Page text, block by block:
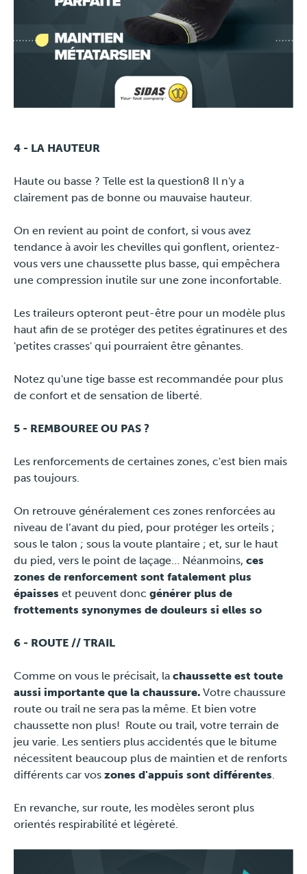
4 - LA HAUTEUR
Haute ou basse ? Telle est la question8 Il n'y a
clairement pas de bonne ou mauvaise hauteur.
On en revient au point de confort, si vous avez
tendance à avoir les chevilles qui gonflent, orientez-
vous vers une chaussette plus basse, qui empêchera
une compression inutile sur une zone inconfortable.
Les traileurs opteront peut-être pour un modèle plus
haut afin de se protéger des petites égratinures et des
'petites crasses' qui pourraient être gênantes.
Notez qu'une tige basse est recommandée pour plus
de confort et de sensation de liberté.
5 - REMBOUREE OU PAS ?
Les renforcements de certaines zones, c'est bien mais
pas toujours.
On retrouve généralement ces zones renforcées au
niveau de l’avant du pied, pour protéger les orteils ;
sous le talon ; sous la voute plantaire ; et, sur le haut
du pied, vers le point de laçage… Néanmoins, ces
zones de renforcement sont fatalement plus
épaisses et peuvent donc générer plus de
frottements synonymes de douleurs si elles so
6 - ROUTE // TRAIL
Comme on vous le précisait, la chaussette est toute
aussi importante que la chaussure. Votre chaussure
route ou trail ne sera pas la même. Et bien votre
chaussette non plus! Route ou trail, votre terrain de
jeu varie. Les sentiers plus accidentés que le bitume
nécessitent beaucoup plus de maintien et de renforts
différents car vos zones d'appuis sont différentes
En revanche, sur route, les modèles seront plus
orientés respirabilité et légèreté.